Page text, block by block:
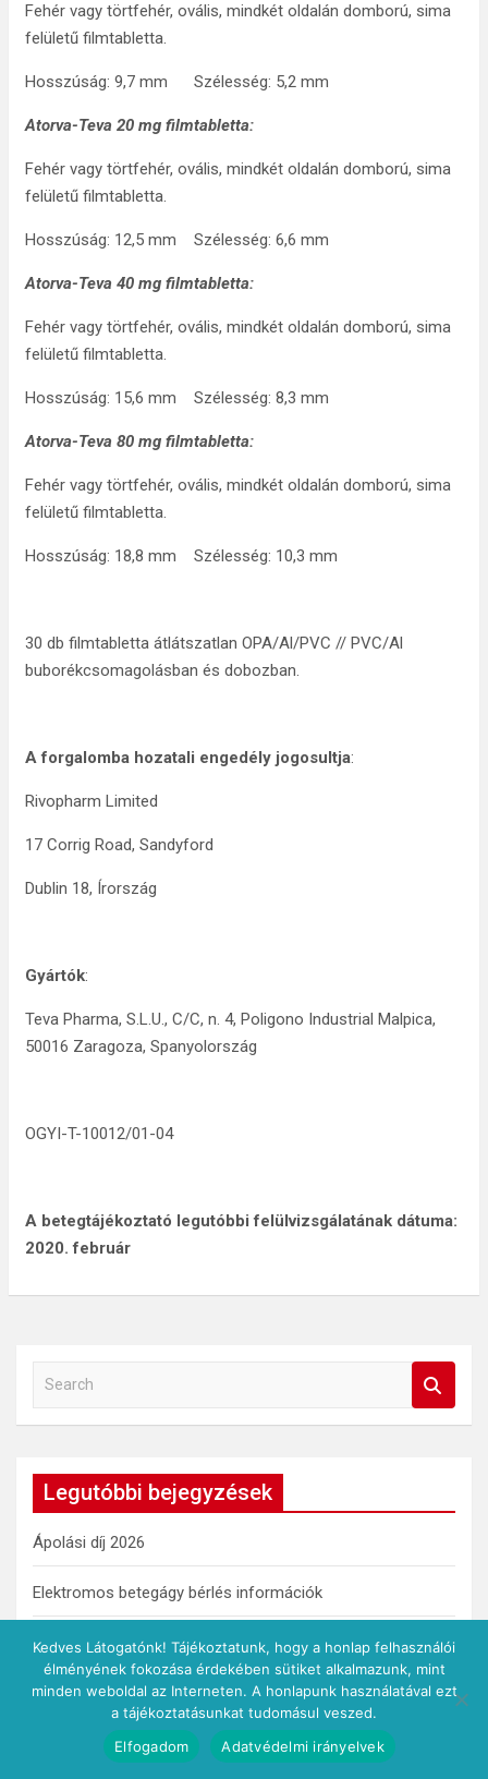
Fehér vagy törtfehér, ovális, mindkét oldalán domború, sima
felületű filmtabletta.
Hosszúság: 9,7 mm Szélesség: 5,2 mm
Atorva-Teva 20 mg filmtabletta:
Fehér vagy törtfehér, ovális, mindkét oldalán domború, sima
felületű filmtabletta.
Hosszúság: 12,5 mm Szélesség: 6,6 mm
Atorva-Teva 40 mg filmtabletta:
Fehér vagy törtfehér, ovális, mindkét oldalán domború, sima
felületű filmtabletta.
Hosszúság: 15,6 mm Szélesség: 8,3 mm
Atorva-Teva 80 mg filmtabletta:
Fehér vagy törtfehér, ovális, mindkét oldalán domború, sima
felületű filmtabletta.
Hosszúság: 18,8 mm Szélesség: 10,3 mm
30 db filmtabletta átlátszatlan OPA/Al/PVC // PVC/Al
buborékcsomagolásban és dobozban.
A forgalomba hozatali engedély jogosultja:
Rivopharm Limited
17 Corrig Road, Sandyford
Dublin 18, Írország
Gyártók:
Teva Pharma, S.L.U., C/C, n. 4, Poligono Industrial Malpica,
50016 Zaragoza, Spanyolország
OGYI-T-10012/01-04
A betegtájékoztató legutóbbi felülvizsgálatának dátuma:
2020. február
a
h
Legutóbbi bejegyzések
Ápolási díj 2026
Elektromos betegágy bérlés információk
Felfekvés – megelőzés, kezelés, a leggyakoribb
előfordulási helyek
Egészséges életmód az irodában
Kedves Látogatónk! Tájékoztatunk, hogy a honlap felhasználói
élményének fokozása érdekében sütiket alkalmazunk, mint
minden weboldal az Interneten. A honlapunk használatával ezt
a tájékoztatásunkat tudomásul veszed.
Elfogadom
Adatvédelmi irányelvek